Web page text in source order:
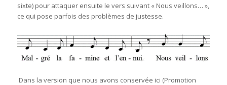
sixte) pour attaquer ensuite le vers suivant « Nous veillons… »,
ce qui pose parfois des problèmes de justesse.
Dans la version que nous avons conservée ici (Promotion